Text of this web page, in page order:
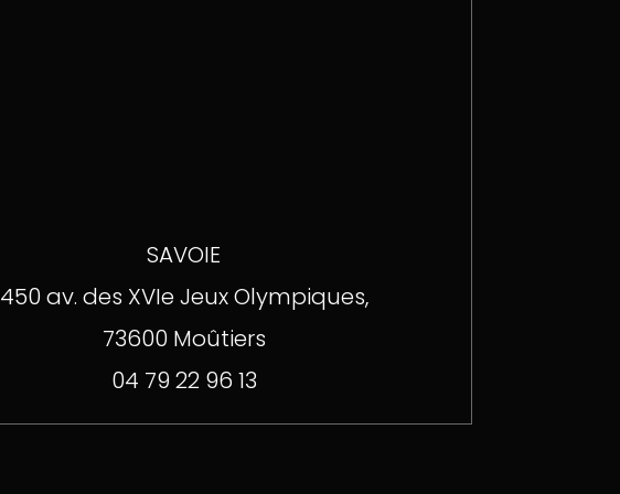
SAVOIE
450 av. des XVIe Jeux Olympiques,
73600 Moûtiers
04 79 22 96 13